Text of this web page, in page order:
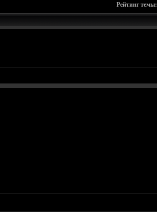
Рейтинг темы: